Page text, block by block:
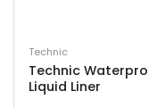
Technic
Technic
Liquid Liner